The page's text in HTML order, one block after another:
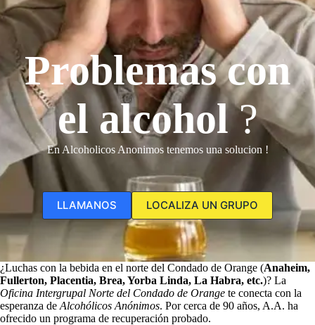
Problemas con
el alcohol?
En Alcoholicos Anonimos tenemos una solucion !
LLAMANOS LOCALIZA UN GRUPO
¿Luchas con la bebida en el norte del Condado de Orange (Anaheim,
Fullerton, Placentia, Brea, Yorba Linda, La Habra, etc.)? La
Oficina Intergrupal Norte del Condado de Orange te conecta con la
esperanza de Alcohólicos Anónimos. Por cerca de 90 años, A.A. ha
ofrecido un programa de recuperación probado.